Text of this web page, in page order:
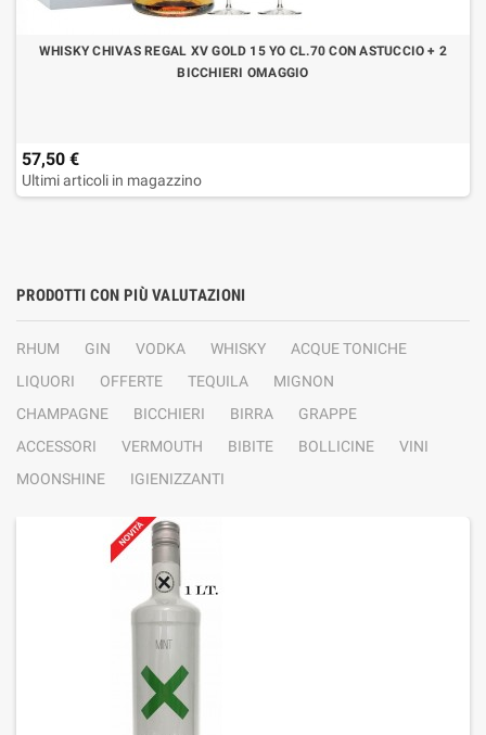
WHISKY CHIVAS REGAL XV GOLD 15 YO CL.70 CON ASTUCCIO + 2
BICCHIERI OMAGGIO
57,50 €
Ultimi articoli in magazzino
PRODOTTI CON PIÙ VALUTAZIONI
RHUM GIN VODKA WHISKY
ACQUE TONICHE
LIQUORI
OFFERTE TEQUILA
MIGNON
CHAMPAGNE
BICCHIERI BIRRA
GRAPPE
ACCESSORI
VERMOUTH BIBITE BOLLICINE
VINI
MOONSHINE
IGIENIZZANTI